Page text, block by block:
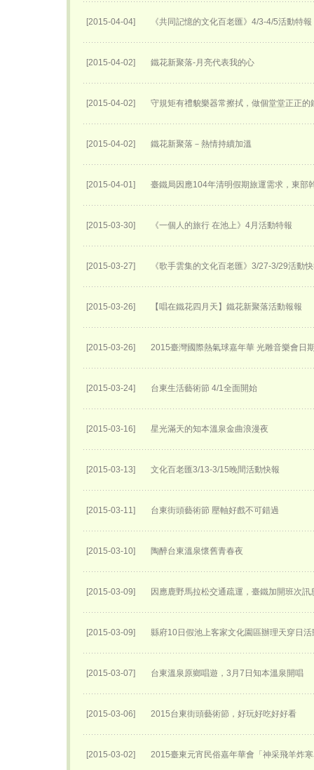
[2015-04-04] 《共同記憶的文化百老匯》4/3-4/5活動特報
[2015-04-02] 鐵花新聚落-月亮代表我的心
[2015-04-02] 守規矩有禮貌樂器常擦拭，做個堂堂正正的
[2015-04-02] 鐵花新聚落－熱情持續加溫
[2015-04-01] 臺鐵局因應104年清明假期旅運需求，東部
[2015-03-30] 《一個人的旅行 在池上》4月活動特報
[2015-03-27] 《歌手雲集的文化百老匯》3/27-3/29活動
[2015-03-26] 【唱在鐵花四月天】鐵花新聚落活動報報
[2015-03-26] 2015臺灣國際熱氣球嘉年華 光雕音樂會日
[2015-03-24] 台東生活藝術節 4/1全面開始
[2015-03-16] 星光滿天的知本溫泉金曲浪漫夜
[2015-03-13] 文化百老匯3/13-3/15晚間活動快報
[2015-03-11] 台東街頭藝術節 壓軸好戲不可錯過
[2015-03-10] 陶醉台東溫泉懷舊青春夜
[2015-03-09] 因應鹿野馬拉松交通疏運，臺鐵加開班次訊
[2015-03-09] 縣府10日假池上客家文化園區辦理天穿日活
[2015-03-07] 台東溫泉原鄉唱遊，3月7日知本溫泉開唱
[2015-03-06] 2015台東街頭藝術節，好玩好吃好好看
[2015-03-02] 2015臺東元宵民俗嘉年華會「神采飛羊炸